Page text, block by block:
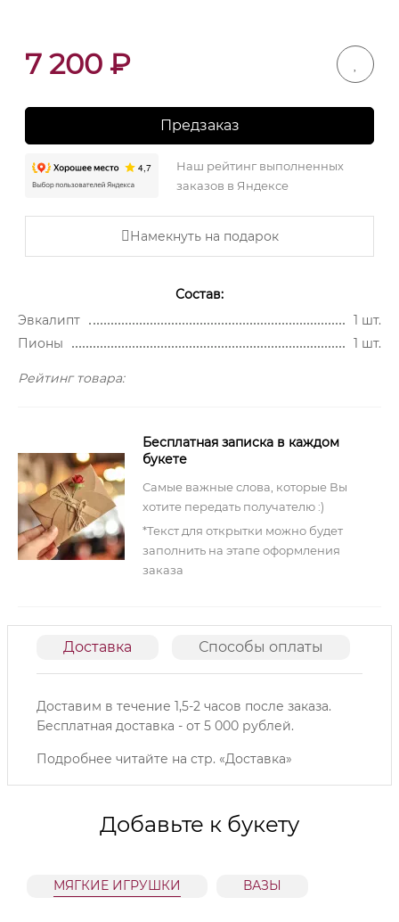
7 200 ₽
Предзаказ
Наш рейтинг выполненных
заказов в Яндексе
Намекнуть на подарок
Состав:
Эвкалипт
1 шт.
Пионы
1 шт.
Рейтинг товара:
Бесплатная записка в каждом
букете
Самые важные слова, которые Вы
хотите передать получателю :)
*Текст для открытки можно будет
заполнить на этапе оформления
заказа
Доставка Способы оплаты
Доставим в течение 1,5-2 часов после заказа.
Бесплатная доставка - от 5 000 рублей.
Подробнее читайте на стр. «Доставка»
Добавьте к букету
МЯГКИЕ ИГРУШКИ ВАЗЫ